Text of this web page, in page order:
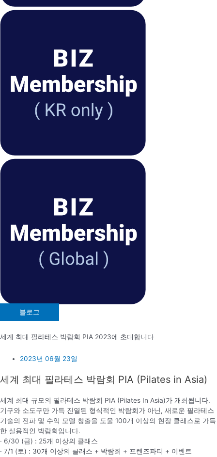
블로그
세계 최대 필라테스 박람회 PIA 2023에 초대합니다
2023년 06월 23일
세계 최대 필라테스 박람회 PIA (Pilates in Asia)
세계 최대 규모의 필라테스 박람회 PIA (Pilates In Asia)가 개최됩니다.
기구와 소도구만 가득 진열된 형식적인 박람회가 아닌, 새로운 필라테스
기술의 전파 및 수익 모델 창출을 도울 100개 이상의 현장 클래스로 가득
한 실용적인 박람회입니다.
· 6/30 (금) : 25개 이상의 클래스
· 7/1 (토) : 30개 이상의 클래스 + 박람회 + 프렌즈파티 + 이벤트